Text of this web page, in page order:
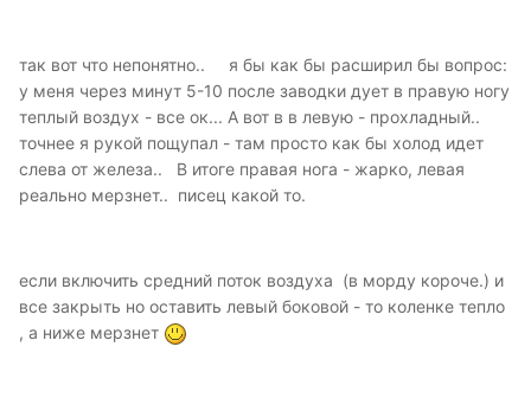
так вот что непонятно.. я бы как бы расширил бы вопрос:
у меня через минут 5-10 после заводки дует в правую ногу
теплый воздух - все ок... А вот в в левую - прохладный..
точнее я рукой пощупал - там просто как бы холод идет
слева от железа.. В итоге правая нога - жарко, левая
реально мерзнет.. писец какой то.
если включить средний поток воздуха (в морду короче.) и
все закрыть но оставить левый боковой - то коленке тепло
, а ниже мерзнет